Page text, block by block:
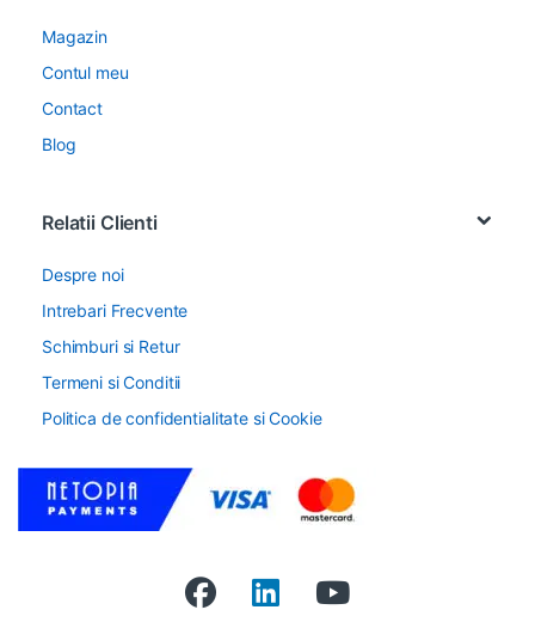
Magazin
Contul meu
Contact
Blog
Relatii Clienti
Despre noi
Intrebari Frecvente
Schimburi si Retur
Termeni si Conditii
Politica de confidentialitate si Cookie